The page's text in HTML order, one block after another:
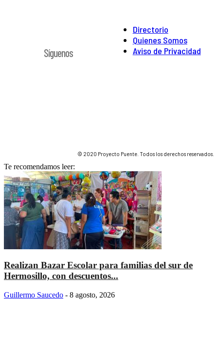
Directorio
Quienes Somos
Aviso de Privacidad
Síguenos
© 2020 Proyecto Puente. Todos los derechos reservados.
Te recomendamos leer:
Realizan Bazar Escolar para familias del sur de
Hermosillo, con descuentos...
Guillermo Saucedo - 8 agosto, 2026